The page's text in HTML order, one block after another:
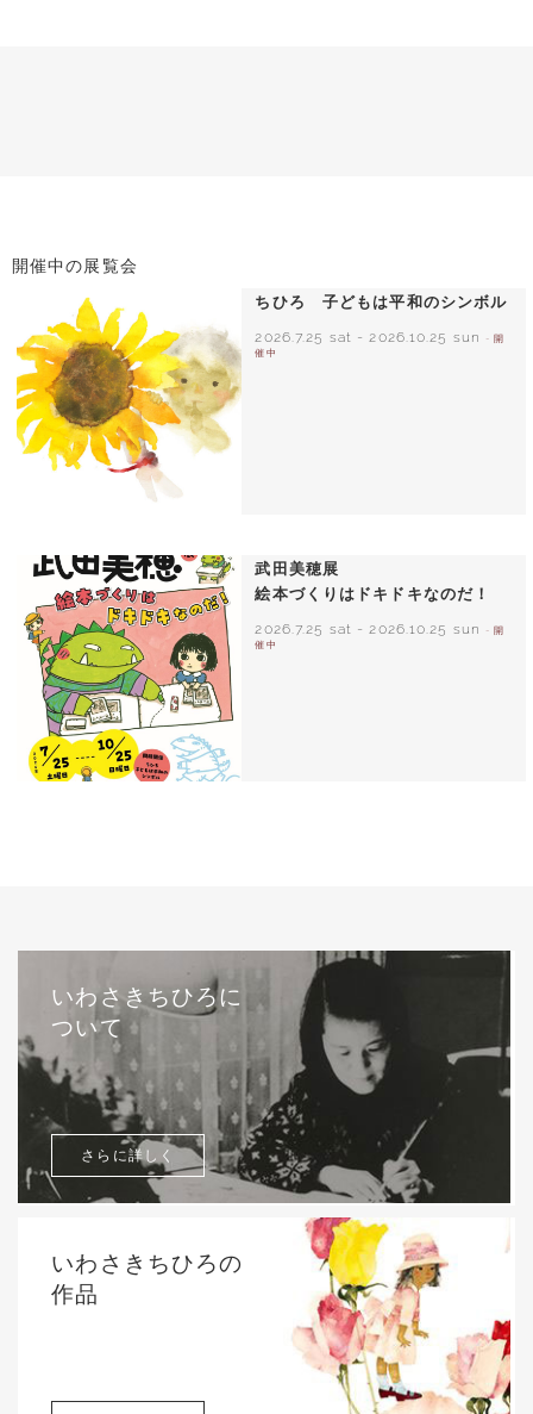
開催中の展覧会
ちひろ 子どもは平和のシンボル
2026.7.25 sat -2026.10.25 sun
- 開
催中
武田美穂展
絵本づくりはドキドキなのだ！
2026.7.25 sat - 2026.10.25 sun
- 開
催中
いわさきちひろに
ついて
さらに詳しく
いわさきちひろの
作品